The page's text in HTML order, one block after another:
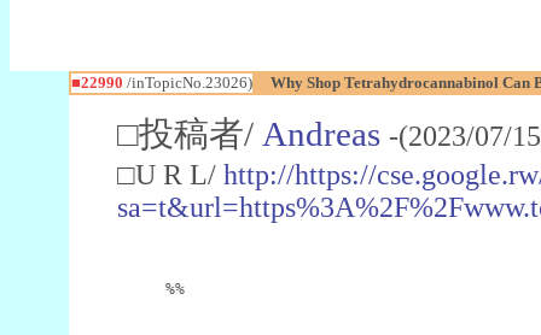
■22990 /inTopicNo.23026) Why Shop Tetrahydrocannabinol Can
□投稿者/ Andreas -(2023/07/
□U R L/ http://https://
%%